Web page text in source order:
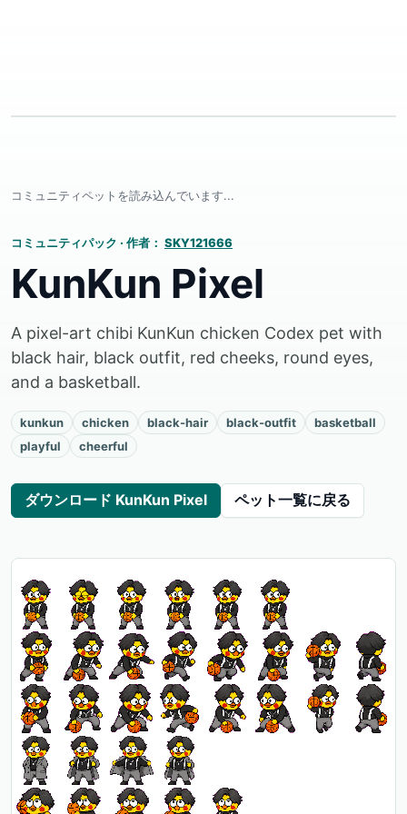
コミュニティペットを読み込んでいます...
コミュニティパック · 作者： SKY121666
KunKun Pixel
A pixel-art chibi KunKun chicken Codex pet with
black hair, black outfit, red cheeks, round eyes,
and a basketball.
kunkun chicken black-hair black-outfit
basketball
playful
cheerful
ダウンロード KunKun Pixel ペット一覧に戻る